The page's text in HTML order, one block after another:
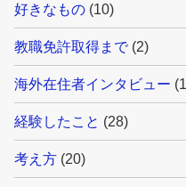
好きなもの (10)
教職免許取得まで(2)
海外在住者インタビュー
経験したこと (28)
考え方 (20)